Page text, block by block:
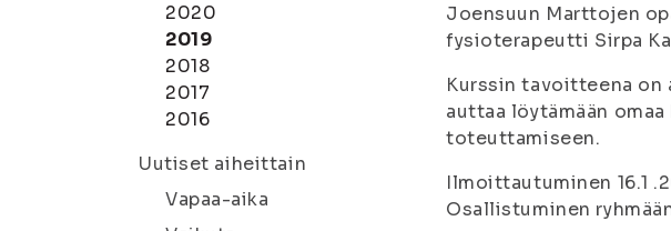
2020
2019
2018
2017
2016
Uutiset aiheittain
Vapaa-aika
Joensuun Marttojen
fysioterapeutti Sirpa
Kurssin tavoitteena on
auttaa löytämään
toteuttamiseen.
Ilmoittautuminen 16.1
Osallistuminen